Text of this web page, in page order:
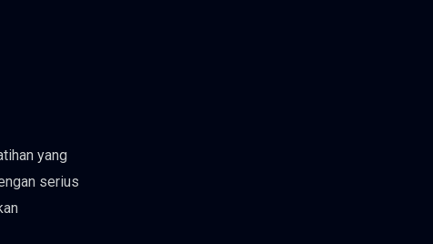
yang
serius